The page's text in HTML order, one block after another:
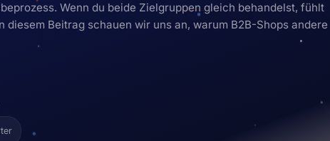
Wenn du beide Zielgruppen gleich behandelst, fühlt
Beitrag schauen wir uns an, warum B2B-Shops andere